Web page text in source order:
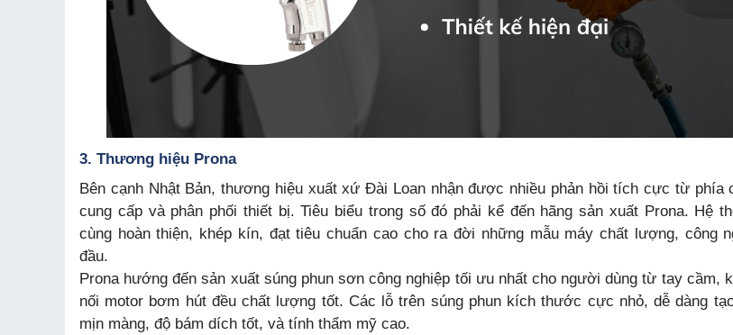
3. Thương hiệu Prona
Bên cạnh Nhật Bản, thương hiệu xuất xứ Đài Loan nhận được nhiều phản hồi tích cực từ phía
cung cấp và phân phối thiết bị. Tiêu biểu trong số đó phải kể đến hãng sản xuất Prona. Hệ
cùng hoàn thiện, khép kín, đạt tiêu chuẩn cao cho ra đời những mẫu máy chất lượng, công
đầu.
Prona hướng đến sản xuất súng phun sơn công nghiệp tối ưu nhất cho người dùng từ tay cầm,
nối motor bơm hút đều chất lượng tốt. Các lỗ trên súng phun kích thước cực nhỏ, dễ dàng
mịn màng, độ bám dích tốt, và tính thẩm mỹ cao.